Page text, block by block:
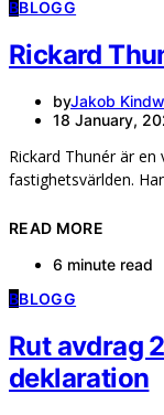
BBLOGG
Rickard
byJakob
18 January,
Rickard Thunér är
fastighetsvärlden.
READ MORE
6 minute read
BBLOGG
Rut avdrag
deklaration